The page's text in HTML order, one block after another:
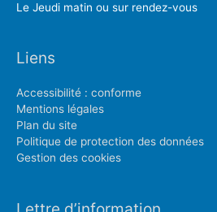
Le Jeudi matin ou sur rendez-vous
Liens
Accessibilité : conforme
Mentions légales
Plan du site
Politique de protection des données
Gestion des cookies